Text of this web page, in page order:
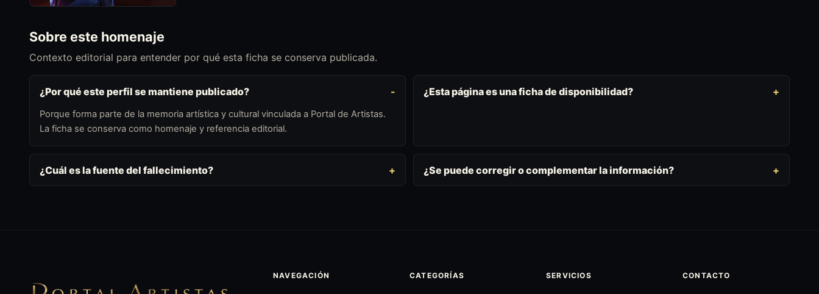
Sobre este homenaje
Contexto editorial para entender por qué esta ficha se conserva publicada.
¿Por qué este perfil se mantiene publicado?
Porque forma parte de la memoria artística y cultural vinculada a Portal de Artistas.
La ficha se conserva como homenaje y referencia editorial.
¿Esta página es una ficha de disponibilidad?
¿Cuál es la fuente del fallecimiento? ¿Se puede corregir o complementar la información?
NAVEGACIÓN CATEGORÍAS SERVICIOS CONTACTO